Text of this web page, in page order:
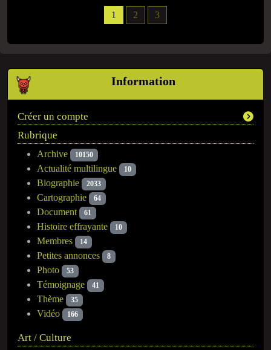
Information
Créer un compte
Rubrique
Archive 10150
Actualité multilingue 10
Biographie 2033
Cartographie 64
Document 61
Histoire effrayante 10
Membres 14
Petites annonces 8
Photo 53
Témoignage 41
Thème 35
Vidéo 166
Art / Culture
1 2 3